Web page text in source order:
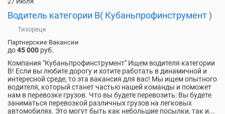
Водитель категории В( Кубаньпрофинструмент )
Тихорецк
Партнерские Вакансии
до45 000 руб.
Компания "Кубаньпрофинструмент" Ищем водителя категории
В! Если вы любите дорогу и хотите работать в динамичной и
интересной среде, то эта вакансия для вас! Мы ищем опытного
водителя, который станет частью нашей команды и поможет
нам в перевозке грузов. Что вы будете перевозить: Вы будете
заниматься перевозкой различных грузов на легковых
автомобилях. Это могут быть как небольшие посылки, так и...